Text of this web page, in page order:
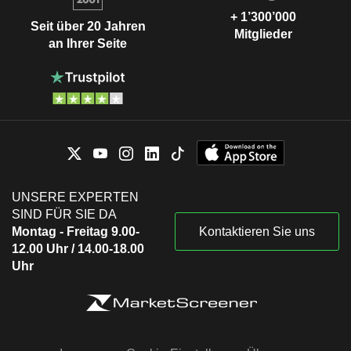
Seit über 20 Jahren
an Ihrer Seite
+ 1’300’000
Mitglieder
UNSERE EXPERTEN
SIND FÜR SIE DA
Montag - Freitag 9.00-
12.00 Uhr / 14.00-18.00
Uhr
Kontaktieren Sie uns